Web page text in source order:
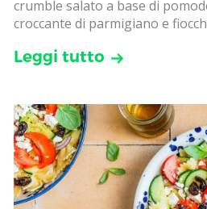
crumble salato a base di
croccante di parmigiano e fiocchi
Leggi tutto